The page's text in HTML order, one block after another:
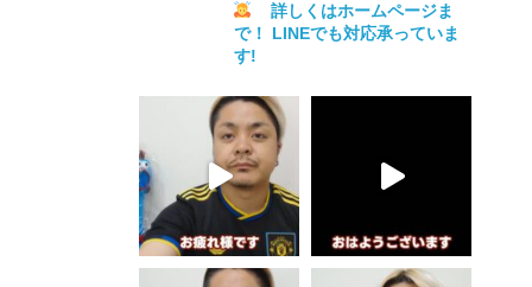
詳しくはホームページま
で！
LINEでも対応承っていま
す!